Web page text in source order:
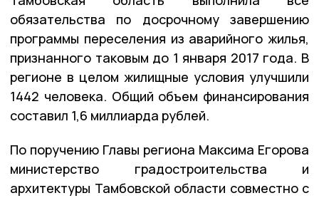
обязательства по досрочному завершению
программы переселения из аварийного жилья,
признанного таковым до 1 января 2017 года. В
регионе в целом жилищные условия улучшили
1442 человека. Общий объем финансирования
составил 1,6 миллиарда рублей.
По поручению Главы региона Максима Егорова
министерство градостроительства и
архитектуры Тамбовской области совместно с